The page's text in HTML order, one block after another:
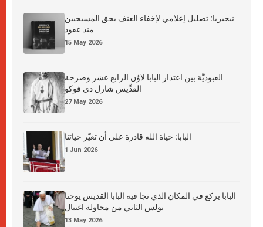
نيجيريا: تضليل إعلامي لإخفاء العنف بحق المسيحيين
منذ عقود
15 May 2026
العبوديَّة بين اعتذار البابا لاوُن الرابع عشر وصرخة
القدِّيس شارل دي فوكو
27 May 2026
البابا: حياة الله قادرة على أن تغيّر حياتنا
1 Jun 2026
البابا يركع في المكان الذي نجا فيه البابا القديس يوحنا
بولس الثاني من محاولة اغتيال
13 May 2026